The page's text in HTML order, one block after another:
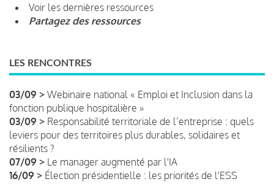
Voir les dernières ressources
Partagez des ressources
LES RENCONTRES
03/09 > Webinaire national « Emploi et Inclusion dans la
fonction publique hospitalière »
03/09 > Responsabilité territoriale de l’entreprise : quels
leviers pour des territoires plus durables, solidaires et
résilients ?
07/09 > Le manager augmenté par l'IA
16/09 > Élection présidentielle : les priorités de l'ESS